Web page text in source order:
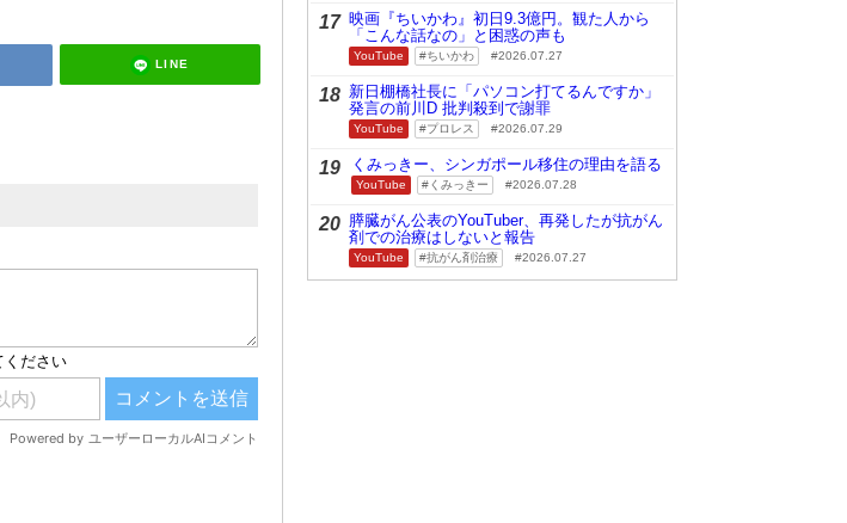
LINE
17 映画『ちいかわ』初日9.3億円。観た人から
「こんな話なの」と困惑の声も
YouTube ちいかわ 2026.07.27
18 新日棚橋社長に「パソコン打てるんですか」
発言の前川D 批判殺到で謝罪
YouTube プロレス 2026.07.29
19 くみっきー、シンガポール移住の理由を語る
YouTube くみっきー 2026.07.28
20 膵臓がん公表のYouTuber、再発したが抗がん
剤での治療はしないと報告
YouTube 抗がん剤治療 2026.07.27